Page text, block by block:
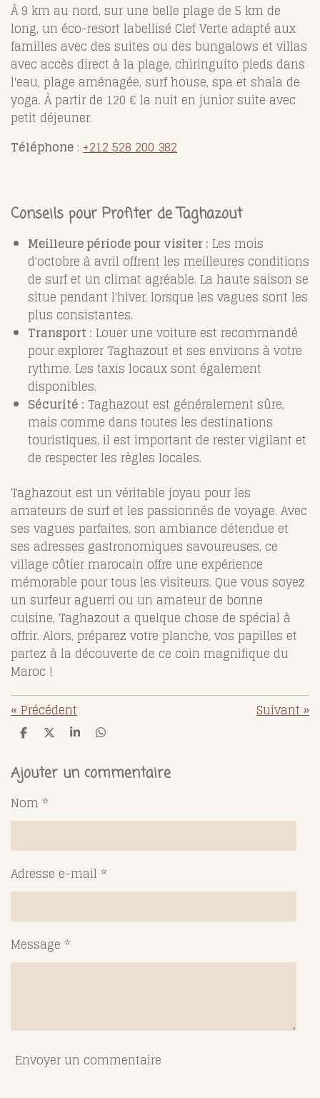
À 9 km au nord, sur une belle plage de 5 km de
long, un éco-resort labellisé Clef Verte adapté aux
familles avec des suites ou des bungalows et villas
avec accès direct à la plage, chiringuito pieds dans
l'eau, plage aménagée, surf house, spa et shala de
yoga. À partir de 120 € la nuit en junior suite avec
petit déjeuner.
Téléphone : +212 528 200 382
Conseils pour Profiter de Taghazout
Meilleure période pour visiter : Les mois
d'octobre à avril offrent les meilleures conditions
de surf et un climat agréable. La haute saison se
situe pendant l'hiver, lorsque les vagues sont les
plus consistantes.
Transport : Louer une voiture est recommandé
pour explorer Taghazout et ses environs à votre
rythme. Les taxis locaux sont également
disponibles.
Sécurité : Taghazout est généralement sûre,
mais comme dans toutes les destinations
touristiques, il est important de rester vigilant et
de respecter les règles locales.
Taghazout est un véritable joyau pour les
amateurs de surf et les passionnés de voyage. Avec
ses vagues parfaites, son ambiance détendue et
ses adresses gastronomiques savoureuses, ce
village côtier marocain offre une expérience
mémorable pour tous les visiteurs. Que vous soyez
un surfeur aguerri ou un amateur de bonne
cuisine, Taghazout a quelque chose de spécial à
offrir. Alors, préparez votre planche, vos papilles et
partez à la découverte de ce coin magnifique du
Maroc !
«Précédent Suivant»
P
t
a
e
r
P
t
a
r
P
t
a
r
P
t
a
r
Ajouter un commentaire
Nom *
Adresse e-mail *
Message *
Envoyer un commentaire